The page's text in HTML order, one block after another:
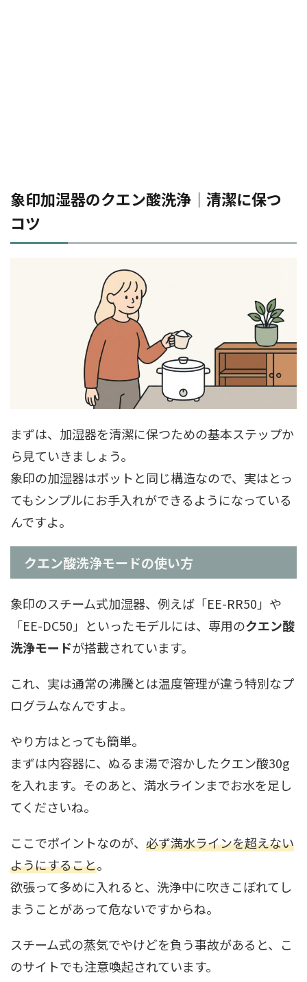
象印加湿器のクエン酸洗浄｜清潔に保つ
コツ
まずは、加湿器を清潔に保つための基本ステップか
ら見ていきましょう。
象印の加湿器はポットと同じ構造なので、実はとっ
てもシンプルにお手入れができるようになっている
んですよ。
クエン酸洗浄モードの使い方
象印のスチーム式加湿器、例えば「EE-RR50」や
「EE-DC50」といったモデルには、専用のクエン酸
洗浄モードが搭載されています。
これ、実は通常の沸騰とは温度管理が違う特別なプ
ログラムなんですよ。
やり方はとっても簡単。
まずは内容器に、ぬるま湯で溶かしたクエン酸30g
を入れます。そのあと、満水ラインまでお水を足し
てくださいね。
ここでポイントなのが、 必ず満水ラインを超えない
ようにすること。
欲張って多めに入れると、洗浄中に吹きこぼれてし
まうことがあって危ないですからね。
スチーム式の蒸気でやけどを負う事故があると、こ
のサイトでも注意喚起されています。